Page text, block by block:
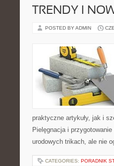
TRENDY I
POSTED BY ADMIN
praktyczne artykuły, jak i
Pielęgnacja i
urodowych trikach, ale nie
CATEGORIES: PORADNIK